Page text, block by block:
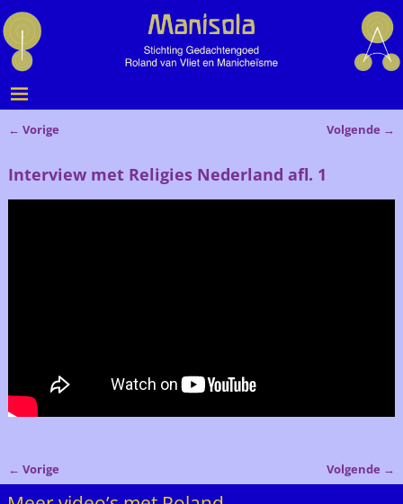
← Vorige Volgende →
Interview met Religies Nederland afl. 1
Bericht navigatie
← Vorige Volgende →